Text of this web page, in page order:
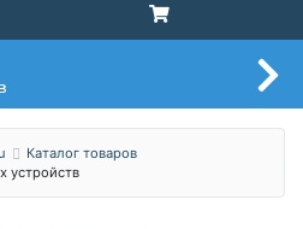
Каталог товаров
устройств